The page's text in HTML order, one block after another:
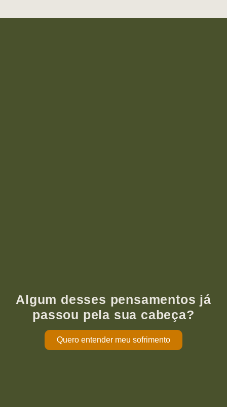
Algum desses pensamentos já
passou pela sua cabeça?
Quero entender meu sofrimento